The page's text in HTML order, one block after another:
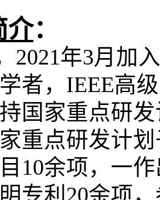
介：
2021年3月加
者， IEEE高
国家重点研
重点研发计
10余项，一
专利 20余项